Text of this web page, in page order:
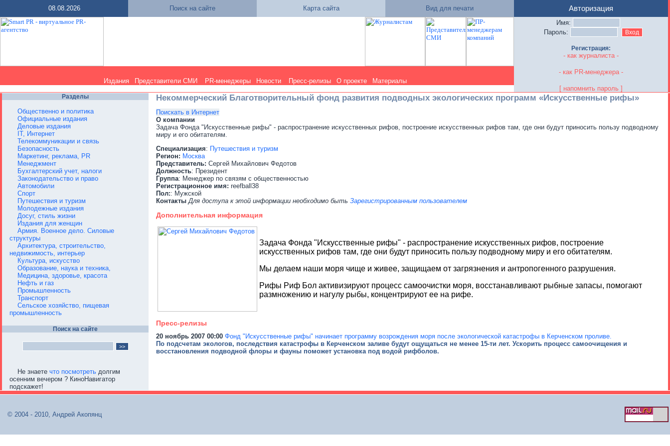
08.08.2026 Поиск на сайте Карта сайта Вид для печати
Издания Представители СМИ PR-менеджеры Новости Пресс-релизы О проекте Материалы
Авторизация
Имя:
Пароль:
Регистрация:
- как журналиста -
- как PR-менеджера -
[ напомнить пароль ]
Разделы
Общественно и политика
Официальные издания
Деловые издания
IT, Интернет
Телекоммуникации и связь
Безопасность
Маркетинг, реклама, PR
Менеджмент
Бухгалтерский учет, налоги
Законодательство и право
Автомобили
Спорт
Путешествия и туризм
Молодежные издания
Досуг, стиль жизни
Издания для женщин
Армия. Военное дело. Силовые
структуры
Архитектура, строительство,
недвижимость, интерьер
Культура, искусство
Образование, наука и техника,
Медицина, здоровье, красота
Нефть и газ
Промышленность
Транспорт
Сельское хозяйство, пищевая
промышленность
Поиск на сайте
Не знаете что посмотреть долгим
осенним вечером ? КиноНавигатор
подскажет!
Некоммерческий Благотворительный фонд развития подводных экологических программ «Искусственные рифы»
Поискать в Интернет
О компании
Задача Фонда "Искусственные рифы" - распространение искусственных рифов, построение искусственных рифов там, где они будут приносить пользу подводному
миру и его обитателям.
Специализация: Путешествия и туризм
Регион: Москва
Представитель: Сeргей Михайлович Фeдoтов
Должность: Президент
Группа: Менеджер по связям с общественностью
Регистрационное имя: reefball38
Пол:: Мужской
Контакты Для доступа к этой информации необходимо быть Зарегистрированным пользователем
Дополнительная информация
Задача Фонда "Искусственные рифы" - распространение искусственных рифов, построение
искусственных рифов там, где они будут приносить пользу подводному миру и его обитателям.
Мы делаем наши моря чище и живее, защищаем от загрязнения и антропогенного разрушения.
Рифы Риф Бол активизируют процесс самоочистки моря, восстанавливают рыбные запасы, помогают
размножению и нагулу рыбы, концентрируют ее на рифе.
Пресс-релизы
20 ноябрь 2007 00:00 Фонд "Искусственные рифы" начинает программу возрождения моря после экологической катастрофы в Керченском проливе.
По подсчетам экологов, последствия катастрофы в Керченском заливе будут ощущаться не менее 15-ти лет. Ускорить процесс самоочищения и
восстановления подводной флоры и фауны поможет установка под водой рифболов.
© 2004 - 2010, Андрей Акопянц